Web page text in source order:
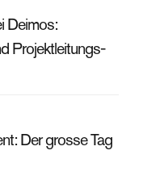
Deimos:
Projektleitungs-
Der grosse Tag